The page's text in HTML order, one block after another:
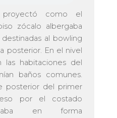
proyectó como el
zócalo albergaba
al bowling
posterior. En el nivel
las habitaciones del
baños comunes.
posterior del primer
por el costado
en forma